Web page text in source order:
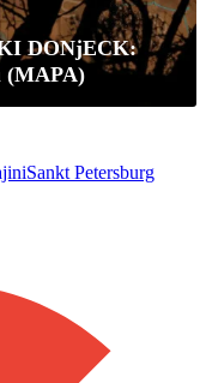
DONjECK:
(MAPA)
Sankt Petersburg